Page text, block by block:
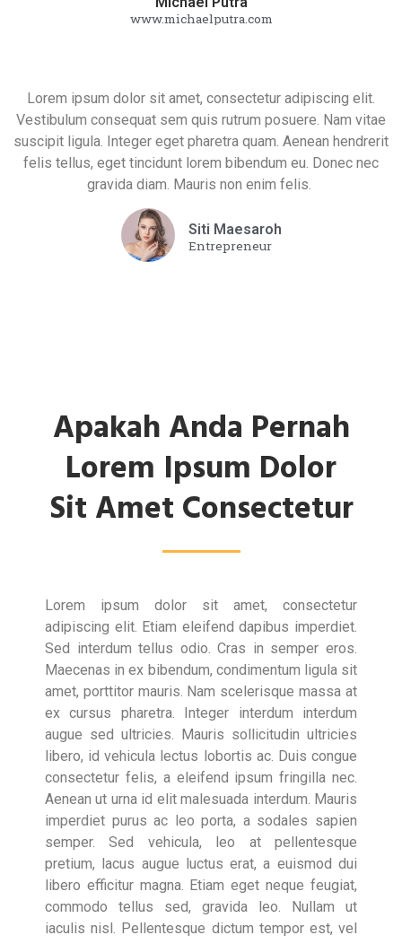
www.michaelputra.com
Lorem ipsum dolor sit amet, consectetur adipiscing elit.
Vestibulum consequat sem quis rutrum posuere. Nam vitae
suscipit ligula. Integer eget pharetra quam. Aenean hendrerit
felis tellus, eget tincidunt lorem bibendum eu. Donec nec
gravida diam. Mauris non enim felis.
Siti Maesaroh
Entrepreneur
Apakah Anda Pernah
Lorem Ipsum Dolor
Sit Amet Consectetur
Lorem ipsum dolor sit amet, consectetur
adipiscing elit. Etiam eleifend dapibus imperdiet.
Sed interdum tellus odio. Cras in semper eros.
Maecenas in ex bibendum, condimentum ligula sit
amet, porttitor mauris. Nam scelerisque massa at
ex cursus pharetra. Integer interdum interdum
augue sed ultricies. Mauris sollicitudin ultricies
libero, id vehicula lectus lobortis ac. Duis congue
consectetur felis, a eleifend ipsum fringilla nec.
Aenean ut urna id elit malesuada interdum. Mauris
imperdiet purus ac leo porta, a sodales sapien
semper. Sed vehicula, leo at pellentesque
pretium, lacus augue luctus erat, a euismod dui
libero efficitur magna. Etiam eget neque feugiat,
commodo tellus sed, gravida leo. Nullam ut
iaculis nisl. Pellentesque dictum tempor est, vel